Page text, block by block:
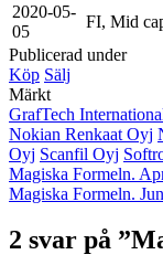
2020-05-
05
FI, Mid
Publicerad under
Köp Sälj
Märkt
GrafTech
Nokian Renkaat Oyj
Oyj Scanfil Oyj
Magiska Formeln.
Magiska Formeln.
2 svar på ”